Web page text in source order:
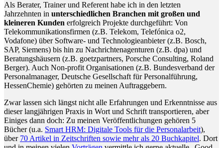
Als Berater, Trainer und Referent habe ich in den letzten
Jahrzehnten in unterschiedlichen Branchen mit großen und
kleineren Kunden erfolgreich Projekte durchgeführt: Von
Telekommunikationsfirmen (z.B. Telekom, Telefónica o2,
Vodafone) über Software- und Technologieanbieter (z.B. Bosch,
SAP, Siemens) bis hin zu Nachrichtenagenturen (z.B. dpa) und
Beratungshäusern (z.B. goetzpartners, Porsche Consulting, Roland
Berger). Auch Non-profit Organisationen (z.B. Bundesverband der
Personalmanager, Deutsche Gesellschaft für Personalführung,
HessenChemie) gehörten zu meinen Auftraggebern.
Zwar lassen sich längst nicht alle Erfahrungen und Erkenntnisse aus
dieser langjährigen Praxis in Wort und Schrift transportieren, aber
Einiges dann doch: Zu meinen Veröffentlichungen gehören 5
Bücher (u.a. Smart HRM: Digitale Tools für die Personalarbeit),
über 70 Artikel in Zeitschriften sowie mehr als 20 Buchkapitel. Dort